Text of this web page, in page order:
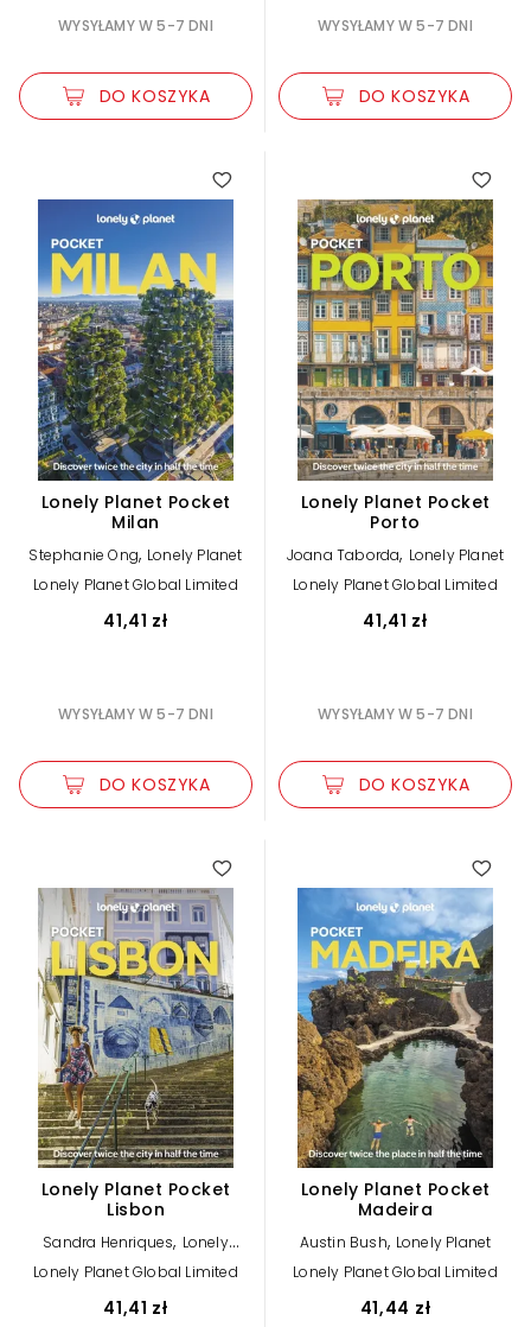
WYSYŁAMY W 5-7 DNI
DO KOSZYKA
WYSYŁAMY W 5-7 DNI
DO KOSZYKA
Lonely Planet Pocket
Milan
Stephanie Ong, Lonely Planet
Lonely Planet Global Limited
41,41 zł
WYSYŁAMY W 5-7 DNI
DO KOSZYKA
Lonely Planet Pocket
Porto
Joana Taborda, Lonely Planet
Lonely Planet Global Limited
41,41 zł
WYSYŁAMY W 5-7 DNI
DO KOSZYKA
Lonely Planet Pocket
Lisbon
Sandra Henriques, Lonely
Planet
Lonely Planet Global Limited
41,41 zł
Lonely Planet Pocket
Madeira
Austin Bush, Lonely Planet
Lonely Planet Global Limited
41,44 zł